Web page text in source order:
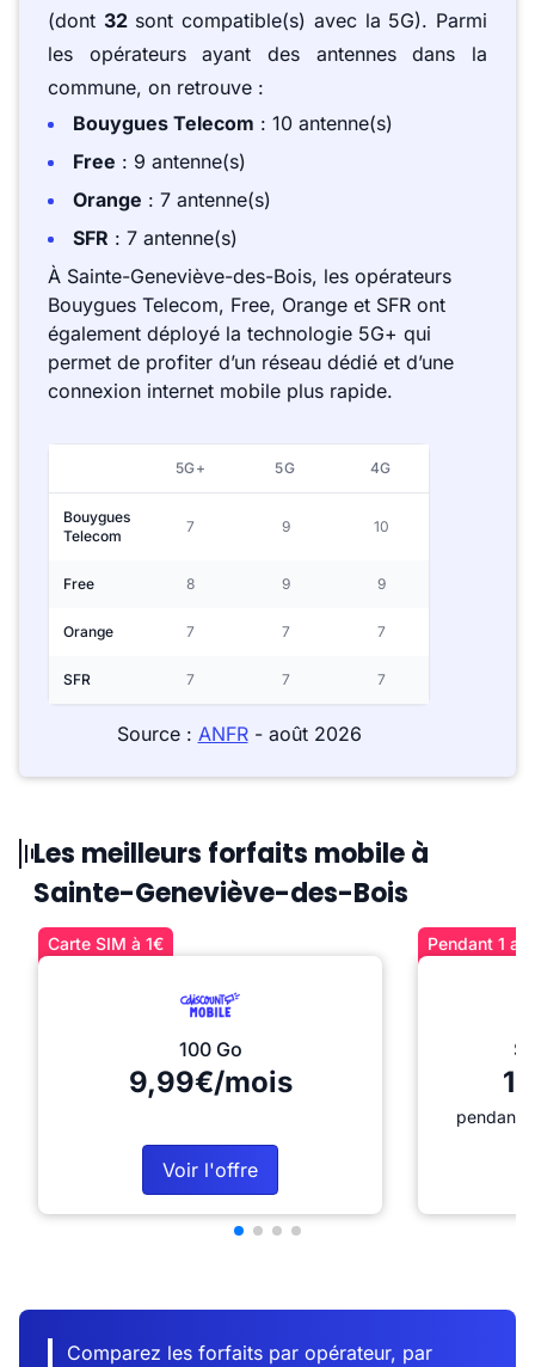
(dont 32sont compatible(s) avec la 5G). Parmi
les opérateurs ayant des antennes dans la
commune, on retrouve :
Bouygues Telecom : 10 antenne(s)
Free : 9 antenne(s)
Orange : 7 antenne(s)
SFR : 7 antenne(s)
À Sainte-Geneviève-des-Bois, les opérateurs
Bouygues Telecom, Free, Orange et SFR ont
également déployé la technologie 5G+ qui
permet de profiter d’un réseau dédié et d’une
connexion internet mobile plus rapide.
5G+ 5G 4G
Bouygues
Telecom
7 9 10
Free 8 9 9
Orange 7 7 7
SFR 7 7 7
Source : ANFR- août 2026
Les meilleurs forfaits mobile à
Sainte-Geneviève-des-Bois
Carte SIM à 1€
100 Go
9,99€/mois
Voir l'offre
Pendant 1
pendant
Comparez les forfaits par opérateur, par